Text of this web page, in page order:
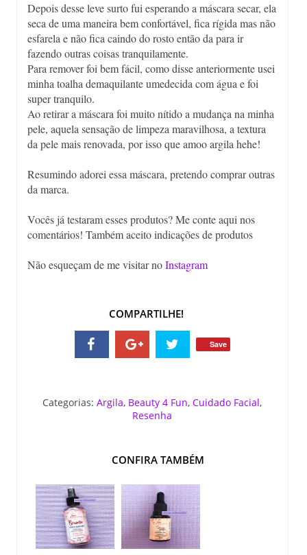
Depois desse leve surto fui esperando a máscara secar, ela
seca de uma maneira bem confortável, fica rígida mas não
esfarela e não fica caindo do rosto então da para ir
fazendo outras coisas tranquilamente.
Para remover foi bem fácil, como disse anteriormente usei
minha toalha demaquilante umedecida com água e foi
super tranquilo.
Ao retirar a máscara foi muito nítido a mudança na minha
pele, aquela sensação de limpeza maravilhosa, a textura
da pele mais renovada, por isso que amoo argila hehe!
Resumindo adorei essa máscara, pretendo comprar outras
da marca.
Vocês já testaram esses produtos? Me conte aqui nos
comentários! Também aceito indicações de produtos
Não esqueçam de me visitar noInstagram
COMPARTILHE!
Save
Categorias:Argila, Beauty 4 Fun,Cuidado Facial,
Resenha
CONFIRA TAMBÉM